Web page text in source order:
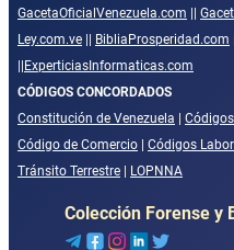
GacetaOficialVenezuela.com
Ley.com.ve
BibliaProsperidad.com
ExperticiasInformaticas.com
CÓDIGOS CONCORDADOS
Constitución de Venezuela
Código de Comercio
Códigos
Tránsito Terrestre
LOPNNA
Colección Forense y